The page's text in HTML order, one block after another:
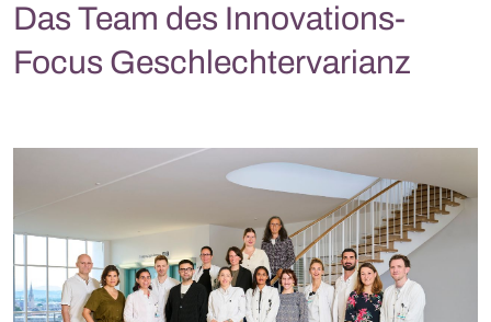
Das Team des Innovations-
Focus Geschlechtervarianz